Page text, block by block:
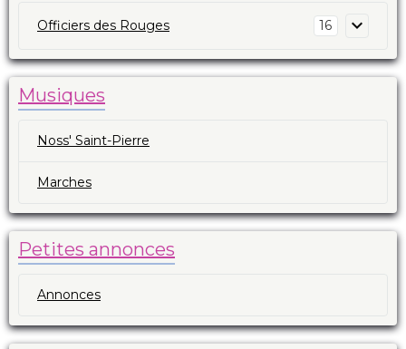
Officiers des Rouges 16
Musiques
Noss' Saint-Pierre
Marches
Petites annonces
Annonces